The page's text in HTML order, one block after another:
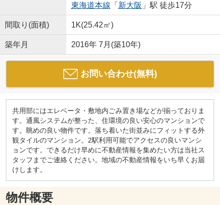
東海道本線 「 新大阪 」駅 徒歩17分
間取り(面積) 1K(25.42㎡)
築年月 2016年 7月(築10年)
お問い合わせ(無料)
共用部にはエレベータ・敷地内ごみ置き場などが揃っておりま
す。通風システムが整った、住環境の良い安心のマンションで
す。眺めの良い物件です。落ち着いた街並みにフィットする外
観タイルのマンション。2駅利用可能でアクセスの良いマンシ
ョンです。できるだけ早めに不動産情報を集めたい方は当社ス
タッフまでご連絡ください。地域の不動産情報をいち早くお届
けします。
物件概要